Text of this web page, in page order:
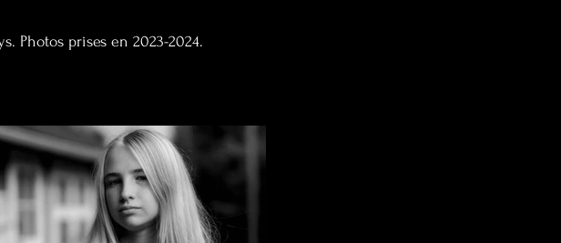
Photos prises en 2023-2024.